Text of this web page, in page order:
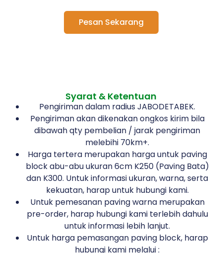
Pesan Sekarang
Syarat & Ketentuan
Pengiriman dalam radius JABODETABEK.
Pengiriman akan dikenakan ongkos kirim bila
dibawah qty pembelian / jarak pengiriman
melebihi 70km+.
Harga tertera merupakan harga untuk paving
block abu-abu ukuran 6cm K250 (Paving Bata)
dan K300. Untuk informasi ukuran, warna, serta
kekuatan, harap untuk hubungi kami.
Untuk pemesanan paving warna merupakan
pre-order, harap hubungi kami terlebih dahulu
untuk informasi lebih lanjut.
Untuk harga pemasangan paving block, harap
hubungi kami melalui :